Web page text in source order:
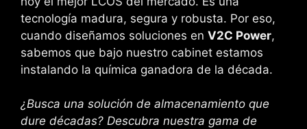
tecnología madura, segura y robusta. Por eso,
cuando diseñamos soluciones en V2C Power,
sabemos que bajo nuestro cabinet estamos
instalando la química ganadora de la década.
¿Busca una solución de almacenamiento que
dure décadas? Descubra nuestra gama de